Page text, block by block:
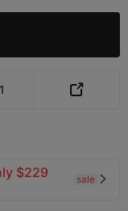
1 
$229
sale 